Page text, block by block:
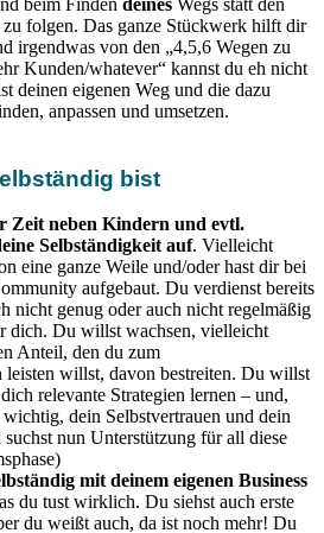
beim Finden deines Wegs statt den
zu folgen. Das ganze Stückwerk hilft dir
irgendwas von den „4,5,6 Wegen zu
Kunden/whatever“ kannst du eh nicht
deinen eigenen Weg und die dazu
anpassen und umsetzen.
bist
Zeit neben Kindern und evtl.
Selbständigkeit auf. Vielleicht
eine ganze Weile und/oder hast dir bei
aufgebaut. Du verdienst bereits
nicht genug oder auch nicht regelmäßig
dich. Du willst wachsen, vielleicht
Anteil, den du zum
leisten willst, davon bestreiten. Du willst
relevante Strategien lernen – und,
wichtig, dein Selbstvertrauen und dein
nun Unterstützung für all diese
mit deinem eigenen Business
du tust wirklich. Du siehst auch erste
du weißt auch, da ist noch mehr! Du